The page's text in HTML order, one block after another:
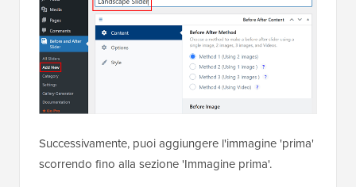
Successivamente, puoi aggiungere l'immagine 'prima'
scorrendo fino alla sezione 'Immagine prima'.